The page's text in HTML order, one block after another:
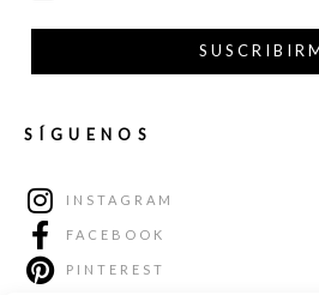
SÍGUENOS
INSTAGRAM
FACEBOOK
PINTEREST